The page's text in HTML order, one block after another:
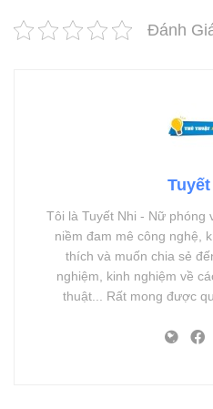
Đánh
Tôi là Tuyết Nhi - Nữ phóng
niềm đam mê công nghệ,
thích và muốn chia sẻ
nghiệm, kinh nghiệm về
thuật... Rất mong được